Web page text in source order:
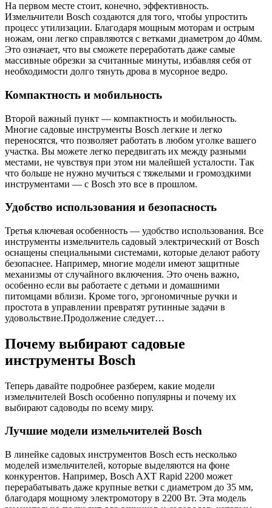
На первом месте стоит, конечно, эффективность.
Измельчители Bosch создаются для того, чтобы упростить
процесс утилизации. Благодаря мощным моторам и острым
ножам, они легко справляются с ветками диаметром до 40мм.
Это означает, что вы сможете переработать даже самые
массивные обрезки за считанные минуты, избавляя себя от
необходимости долго тянуть дрова в мусорное ведро.
Компактность и мобильность
Второй важный пункт — компактность и мобильность.
Многие садовые инструменты Bosch легкие и легко
переносятся, что позволяет работать в любом уголке вашего
участка. Вы можете легко передвигать их между разными
местами, не чувствуя при этом ни малейшей усталости. Так
что больше не нужно мучиться с тяжелыми и громоздкими
инструментами — с Bosch это все в прошлом.
Удобство использования и безопасность
Третья ключевая особенность — удобство использования. Все
инструменты измельчитель садовый электрический от Bosch
оснащены специальными системами, которые делают работу
безопаснее. Например, многие модели имеют защитные
механизмы от случайного включения. Это очень важно,
особенно если вы работаете с детьми и домашними
питомцами вблизи. Кроме того, эргономичные ручки и
простота в управлении превратят рутинные задачи в
удовольствие.Продолжение следует…
Почему выбирают садовые
инструменты Bosch
Теперь давайте подробнее разберем, какие модели
измельчителей Bosch особенно популярны и почему их
выбирают садоводы по всему миру.
Лучшие модели измельчителей Bosch
В линейке садовых инструментов Bosch есть несколько
моделей измельчителей, которые выделяются на фоне
конкурентов. Например, Bosch AXT Rapid 2200 может
перерабатывать даже крупные ветки с диаметром до 35 мм,
благодаря мощному электромотору в 2200 Вт. Эта модель